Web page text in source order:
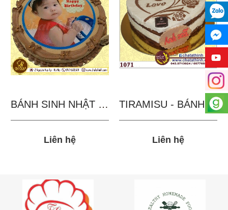
BÁNH SINH NHẬT IN...
Liên hệ
TIRAMISU - BÁNH TẶNG...
Liên hệ